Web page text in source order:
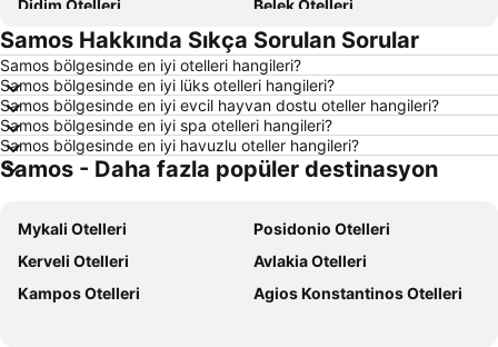
Didim Otelleri
Belek Otelleri
Alaçatı Otelleri
Datça Otelleri
İzmir Otelleri
Ankara Otelleri
Bozcaada Otelleri
Çanakkale Otelleri
Erdek Otelleri
Manavgat Otelleri
Ölüdeniz Otelleri
Kapadokya Otelleri
İzmir Çevresi Otelleri
Mersin Çevresi Otelleri
Ege Bölgesi Otelleri
Akdeniz Bölgesi Otelleri
Samos Otelleri
Çanakkale Çevresi Otelleri
Samos Hakkında Sıkça Sorulan Sorular
Samos bölgesinde en iyi otelleri hangileri?
Samos bölgesinde en iyi lüks otelleri hangileri?
Samos bölgesinde en iyi evcil hayvan dostu oteller hangileri?
Samos bölgesinde en iyi spa otelleri hangileri?
Samos bölgesinde en iyi havuzlu oteller hangileri?
Samos - Daha fazla popüler destinasyon
Mykali Otelleri
Posidonio Otelleri
Kerveli Otelleri
Avlakia Otelleri
Kampos Otelleri
Agios Konstantinos Otelleri